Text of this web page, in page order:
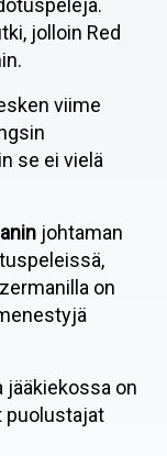
jolloin Red
viime
se ei vielä
johtaman
on
on
puolustajat